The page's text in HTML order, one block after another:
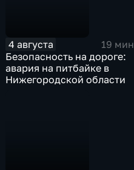
4 августа
19 мин
Безопасность на дороге:
авария на питбайке в
Нижегородской области